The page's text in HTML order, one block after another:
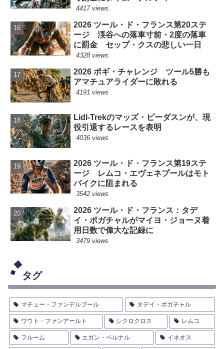
4417 views
2026 ツール・ド・フランス第20ステ
ージ 渓谷への落車寸前・2度の落車
に罰金 セップ・クスの悲しい一日
4328 views
2026 ポギ・チャレンジ ツール5勝も
アマチュアライダーに敗れる
4191 views
Lidl-Trekのマッズ・ピーダスンが、現
役引退するレースを表明
4036 views
2026 ツール・ド・フランス第19ステ
ージ レムコ・エヴェネプールはモト
バイクに阻まれる
3542 views
2026 ツール・ド・フランス：タデ
イ・ポガチャルがマイヨ・ジョーヌ着
用日数で偉大な記録に
3479 views
タグ
マチュー・ファンデルプール タデイ・ポガチャル
ワウト・ファンアールト シクロクロス レムコ
フルーム エガン・ベルナル イネオス